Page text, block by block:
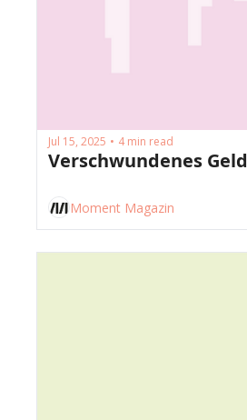
Jul 15, 2025 • 4 min read
Verschwundenes Geld
Moment Magazin